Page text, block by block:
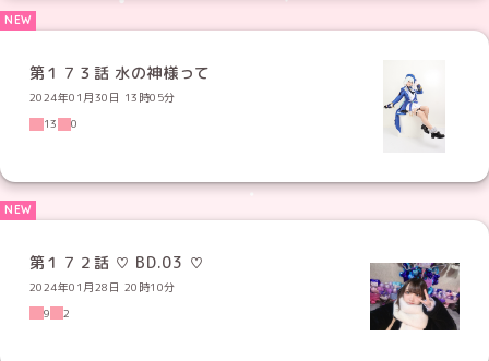
第１７３話 水の神様って
2024年01月30日 13時05分
13
0
第１７２話 ♡ BD.03 ♡
2024年01月28日 20時10分
9
2